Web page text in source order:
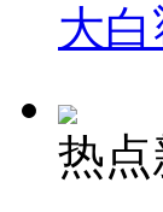
大
热点